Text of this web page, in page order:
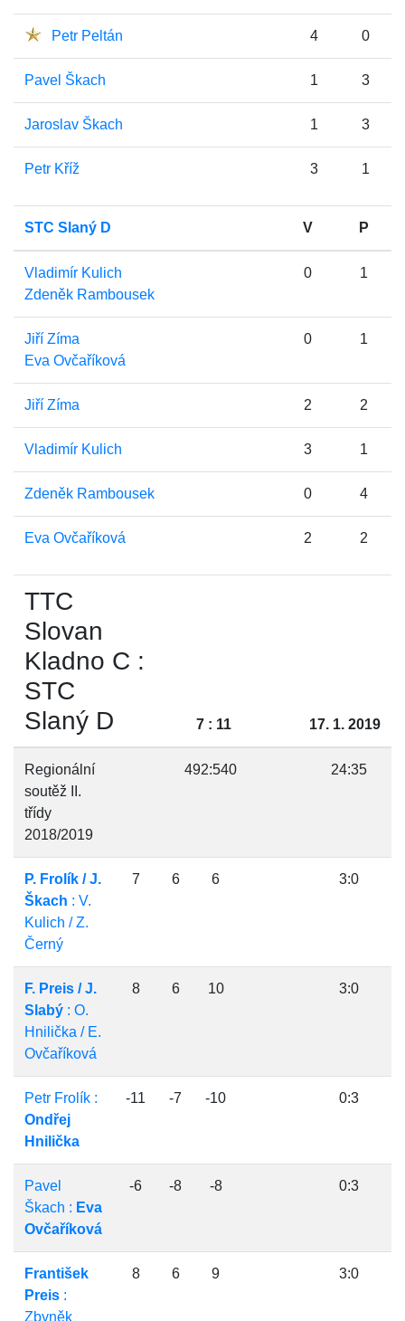
Petr Peltán 4 0
Pavel Škach 1 3
Jaroslav Škach 1 3
Petr Kříž 3 1
STC Slaný D V P
Vladimír Kulich
Zdeněk Rambousek
0 1
Jiří Zíma
Eva Ovčaříková
0 1
Jiří Zíma 2 2
Vladimír Kulich 3 1
Zdeněk Rambousek 0 4
Eva Ovčaříková 2 2
TTC
Slovan
Kladno C :
STC
Slaný D
7 : 11 17. 1. 2019
Regionální
soutěž II.
třídy
2018/2019
492:540 24:35
P. Frolík / J.
Škach : V.
Kulich / Z.
Černý
7 6 6 3:0
F. Preis / J.
Slabý : O.
Hnilička / E.
Ovčaříková
8 6 10 3:0
Petr Frolík :
Ondřej
Hnilička
-11 -7 -10 0:3
Pavel
Škach : Eva
Ovčaříková
-6 -8 -8 0:3
František
Preis :
Zbyněk
8 6 9 3:0